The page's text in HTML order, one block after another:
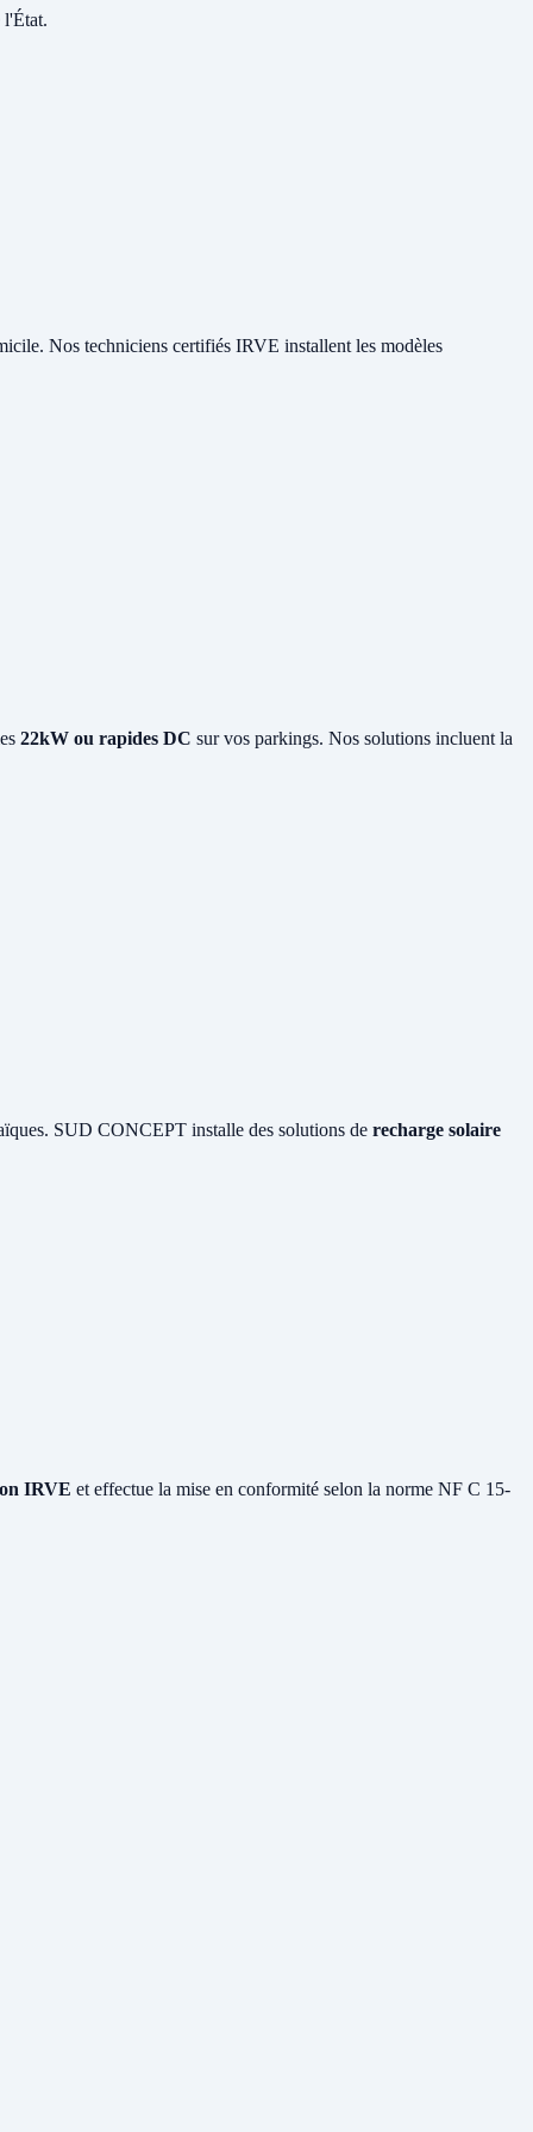
l'État.
Nos techniciens certifiés IRVE installent les modèles
22kW ou rapides DC sur vos parkings. Nos solutions incluent la
SUD CONCEPT installe des solutions de recharge solaire
IRVE et effectue la mise en conformité selon la norme NF C 15-